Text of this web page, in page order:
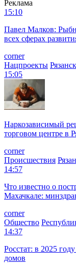
Реклама
15:10
Павел Малков:
всех сферах
corner
Нацпроекты
15:05
Наркозависимый
торговом центре в
corner
Происшествия
14:57
Что известно о
Махачкале:
corner
Общество
14:37
Росстат: в 2025
домов